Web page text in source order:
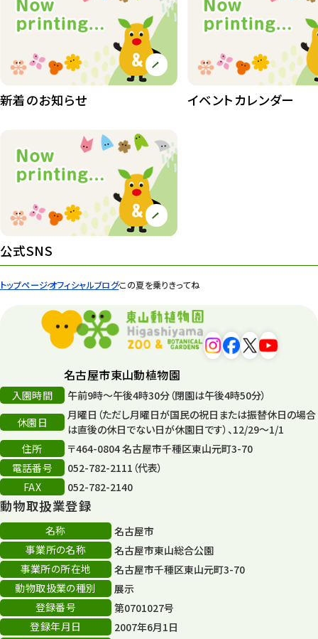
トップページオフィシャルブログこの夏を乗りきってね
植物園長の庭
植物園 その他 423
83
イベント
園内の様子
遊園地 6
平和公園
再生
再生フォーラム 14
80周年
その他
その他イベント
スカイタワー
年末年始のイベント
秋まつり
新着のお知らせ イベントカレンダー
公式SNS
名古屋市東山動植物園
入園時間
午前9時～午後4時30分（閉園は午後4時50分）
休園日
月曜日（ただし月曜日が国民の祝日または振替休日の場合
は直後の休日でない日が休園日です）、12/29～1/1
住所
〒464-0804 名古屋市千種区東山元町3-70
電話番号
052-782-2111（代表）
FAX
052-782-2140
動物取扱業登録
名称
名古屋市
事業所の名称
名古屋市東山総合公園
事業所の所在地
名古屋市千種区東山元町3-70
動物取扱業の種別
展示
登録番号
第0701027号
登録年月日
2007年6月1日